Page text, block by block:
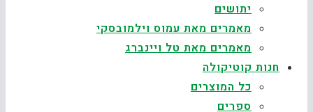
יתושים
מאמרים מאת עמוס וילמובסקי
מאמרים מאת טל ויינברג
חנות קוטיקולה
כל המוצרים
ספרים